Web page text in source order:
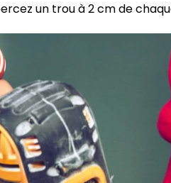
un trou à 2 cm de